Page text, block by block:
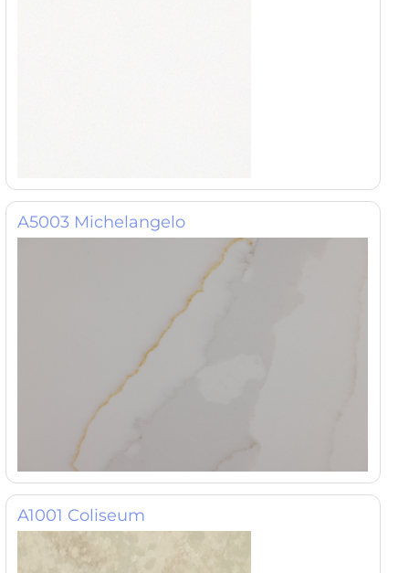
A5003 Michelangelo
A1001 Coliseum